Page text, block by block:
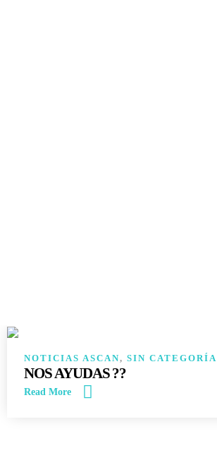
NOTICIAS ASCAN, SIN CATEGORÍA
NOS AYUDAS ??
Read More